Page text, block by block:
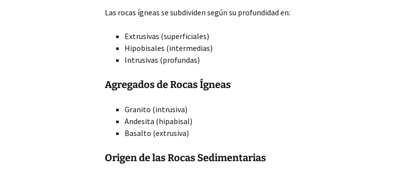
Las rocas ígneas se subdividen según su profundidad en:
Extrusivas (superficiales)
Hipobisales (intermedias)
Intrusivas (profundas)
Agregados de Rocas Ígneas
Granito (intrusiva)
Andesita (hipabisal)
Basalto (extrusiva)
Origen de las Rocas Sedimentarias